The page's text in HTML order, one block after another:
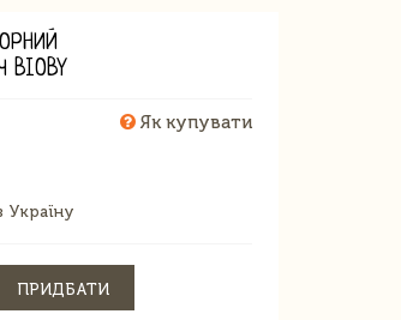
Як купувати
Україну
ПРИДБАТИ